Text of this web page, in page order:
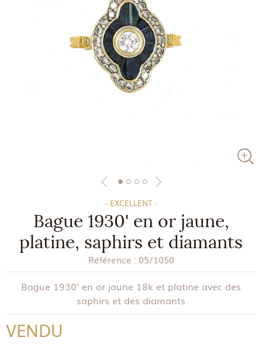
- EXCELLENT -
Bague 1930' en or jaune,
platine, saphirs et diamants
Référence : 05/1050
Bague 1930' en or jaune 18k et platine avec des
saphirs et des diamants
VENDU